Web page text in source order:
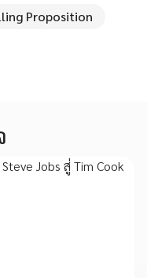
Proposition